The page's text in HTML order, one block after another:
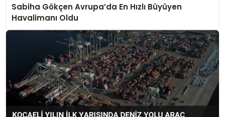
Sabiha Gökçen Avrupa’da En Hızlı Büyüyen
Havalimanı Oldu